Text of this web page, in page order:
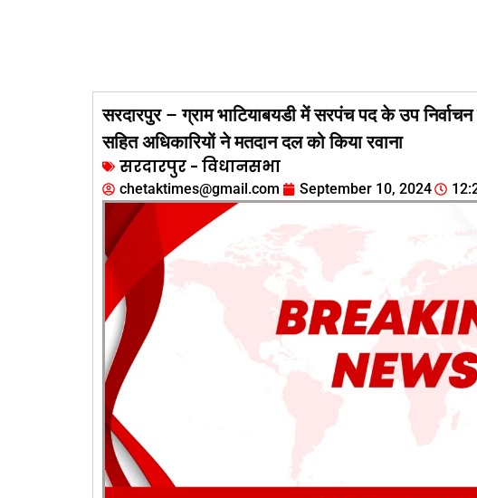
सरदारपुर – ग्राम भाटियाबयडी में सरपंच पद के उप
सहित अधिकारियों ने मतदान दल को किया रवाना
सरदारपुर - विधानसभा
chetaktimes@gmail.com September 10, 2024